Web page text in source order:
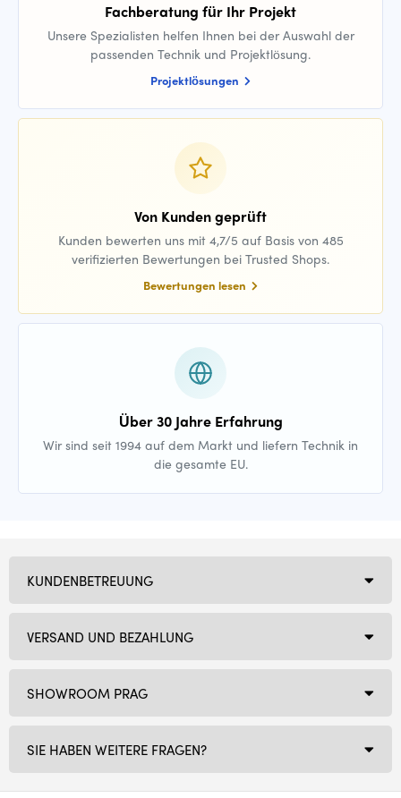
Fachberatung für Ihr Projekt
Unsere Spezialisten helfen Ihnen bei der Auswahl der
passenden Technik und Projektlösung.
Projektlösungen
Von Kunden geprüft
Kunden bewerten uns mit 4,7/5 auf Basis von 485
verifizierten Bewertungen bei Trusted Shops.
Bewertungen lesen
Über 30 Jahre Erfahrung
Wir sind seit 1994 auf dem Markt und liefern Technik in
die gesamte EU.
SHOWROOM PRAG
SIE HABEN WEITERE FRAGEN?
KUNDENBETREUUNG
VERSAND UND BEZAHLUNG